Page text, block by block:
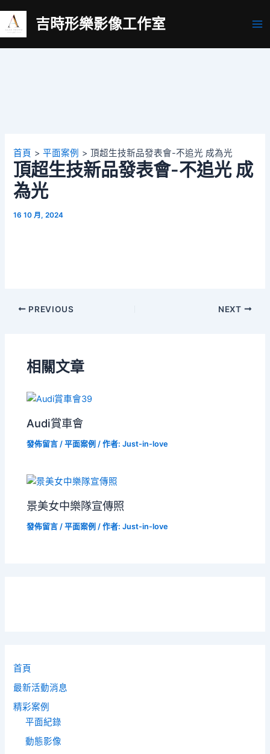
主
要
吉時形樂影像工作室
首頁 平面案例 頂超生技新品發表會-不追光 成為光
頂超生技新品發表會-不追光 成
為光
16 10 月, 2024
Post
PREVIOUS NEXT
相關文章
Audi賞車會
發佈留言 /平面案例 / 作者:Just-in-love
景美女中樂隊宣傳照
發佈留言 /平面案例 / 作者:Just-in-love
首頁
最新活動消息
精彩案例
平面紀錄
動態影像